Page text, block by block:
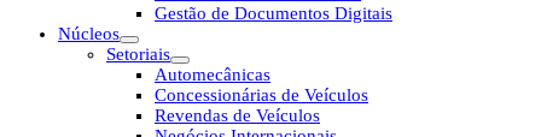
Gestão de Documentos Digitais
Núcleos
Setoriais
Automecânicas
Concessionárias de Veículos
Revendas de Veículos